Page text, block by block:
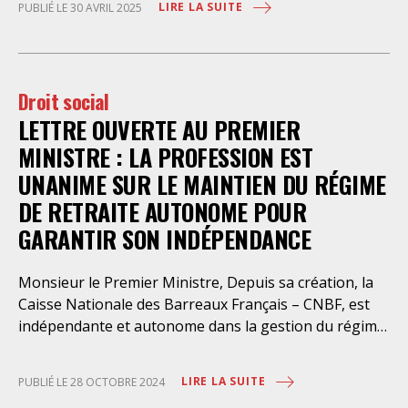
Permanente de Négociation et d’Interprétation
conventionnelle minimale à 100% du
mai à toutes et tous, soyons nombreuses et
PUBLIÉ LE 30 AVRIL 2025 LIRE LA SUITE
Droit social
LETTRE OUVERTE AU PREMIER
MINISTRE : LA PROFESSION EST
UNANIME SUR LE MAINTIEN DU RÉGIME
DE RETRAITE AUTONOME POUR
GARANTIR SON INDÉPENDANCE
Monsieur le Premier Ministre, Depuis sa création, la
Caisse Nationale des Barreaux Français – CNBF, est
indépendante et autonome dans la gestion du régime
coûte le moindre euro à l’Etat. S’agissant d’un régime
PUBLIÉ LE 28 OCTOBRE 2024 LIRE LA SUITE